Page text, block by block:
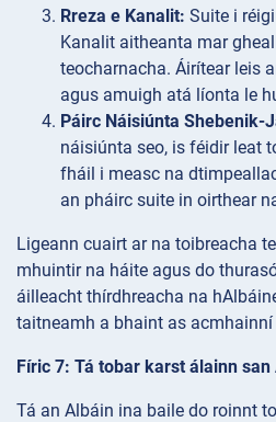
Rreza e Kanalit: Suite i
Kanalit aitheanta mar
teocharnacha. Áirítear leis
agus amuigh atá líonta le
Páirc Náisiúnta Shebenik-
náisiúnta seo, is féidir leat
fháil i measc na
an pháirc suite in oirthear
Ligeann cuairt ar na toibreacha
mhuintir na háite agus do
áilleacht thírdhreacha na
taitneamh a bhaint as
Fíric 7: Tá tobar karst álainn san
Tá an Albáin ina baile do roinnt